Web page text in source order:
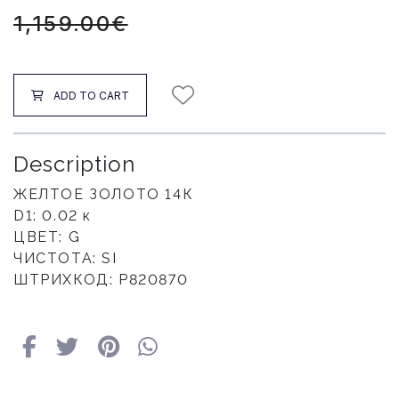
1,159.00€
ADD TO CART
Description
ЖЕЛТОЕ ЗОЛОТО 14К
D1: 0.02 к
ЦВЕТ: G
ЧИСТОТА: SI
ШТРИХКОД: Р820870